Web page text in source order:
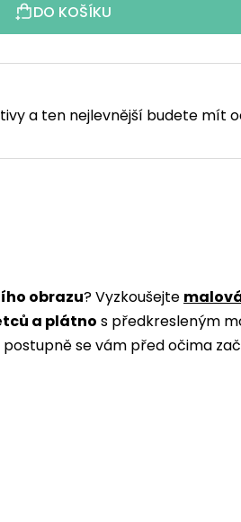
DO KOŠÍKU
a ten nejlevnější budete mít
obrazu? Vyzkoušejte
a plátno s předkresleným
se vám před očima